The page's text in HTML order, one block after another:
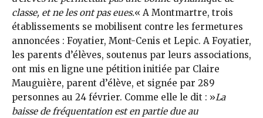
classe, et ne les ont pas eues.« A Montmartre, trois
établissements se mobilisent contre les fermetures
annoncées : Foyatier, Mont-Cenis et Lepic. A Foyatier,
les parents d’élèves, soutenus par leurs associations,
ont mis en ligne une pétition initiée par Claire
Mauguière, parent d’élève, et signée par 289
personnes au 24 février. Comme elle le dit : »La
baisse de fréquentation est en partie due au